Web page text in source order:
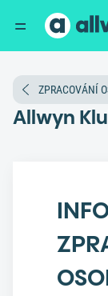
ZPRACOVÁNÍ
Allwyn